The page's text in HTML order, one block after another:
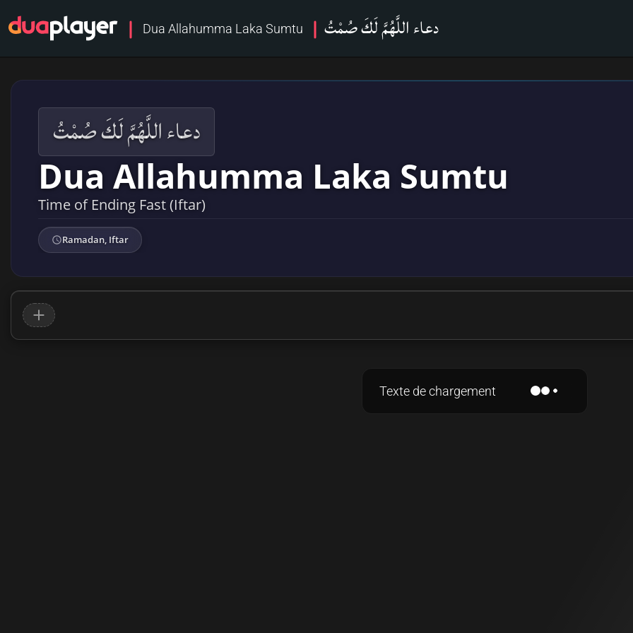
Dua Allahumma Laka Sumtu دعاء اللَّهُمَّ لَكَ صُمْتُ
دعاء اللَّهُمَّ لَكَ صُمْتُ
Dua Allahumma Laka Sumtu
Time of Ending Fast (Iftar)
Ramadan, Iftar
Texte de chargement